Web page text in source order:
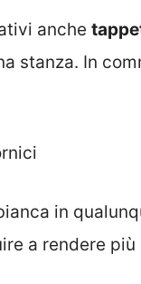
anche
stanza. In
in
a rendere